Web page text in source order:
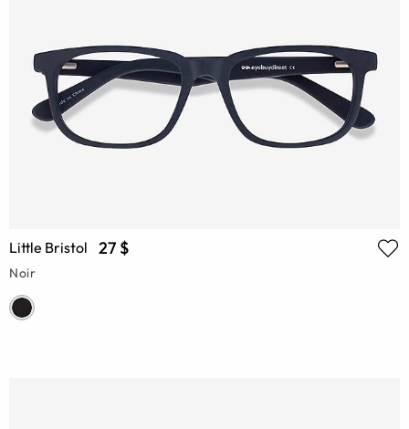
Little Bristol 27 $
Noir